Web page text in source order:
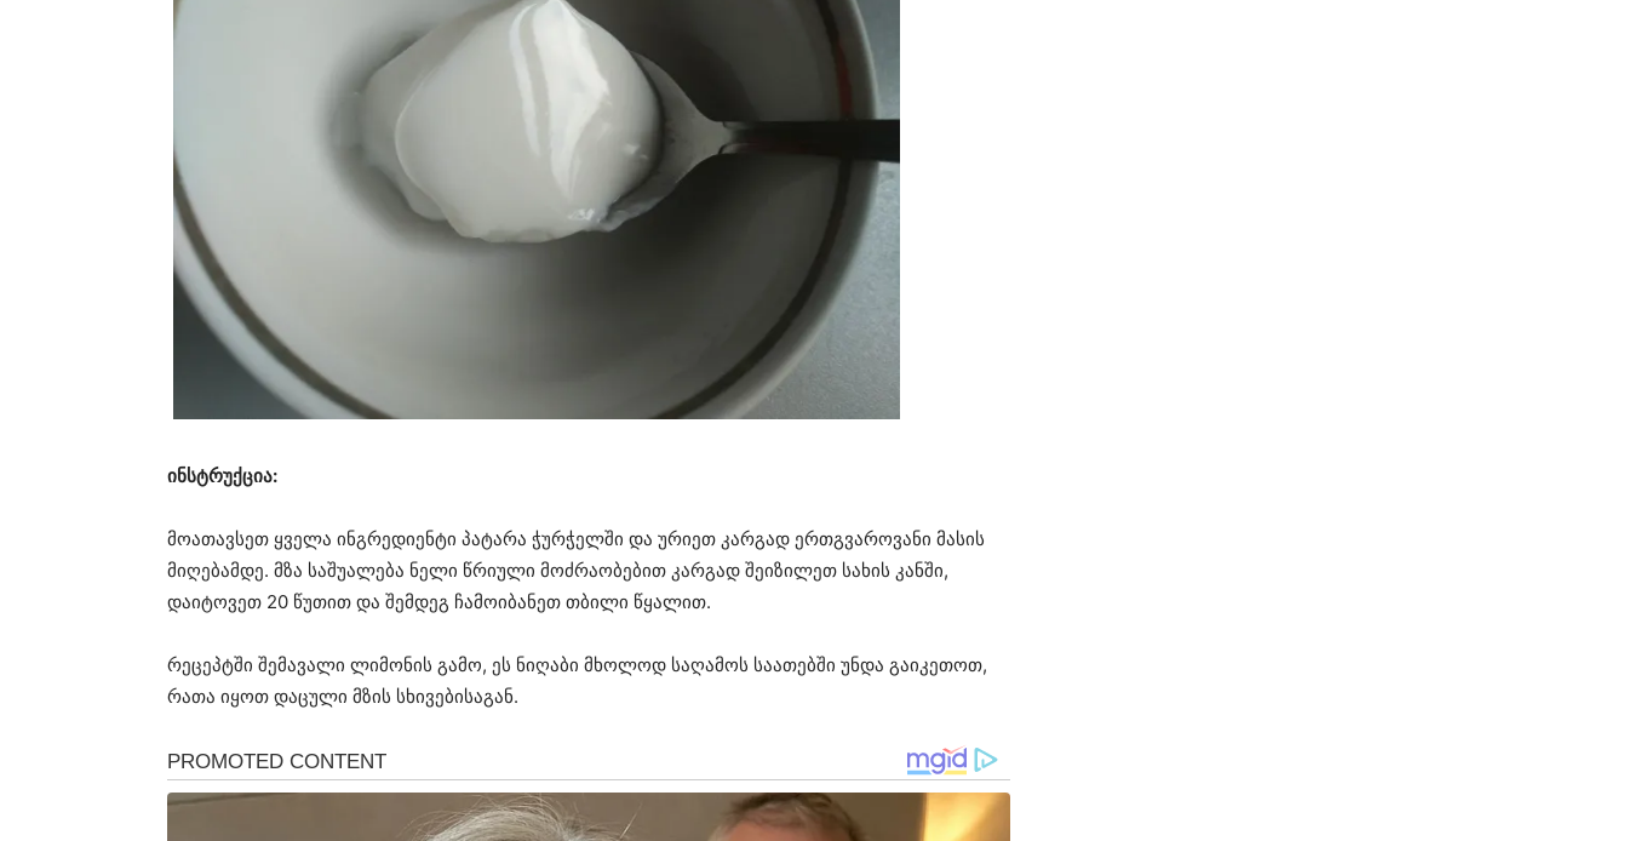
ინსტრუქცია:
მოათავსეთ ყველა ინგრედიენტი პატარა ჭურჭელში და ურიეთ კარგად ერთგვაროვანი მასის
მიღებამდე. მზა საშუალება ნელი წრიული მოძრაობებით კარგად შეიზილეთ სახის კანში,
დაიტოვეთ 20 წუთით და შემდეგ ჩამოიბანეთ თბილი წყალით.
რეცეპტში შემავალი ლიმონის გამო, ეს ნიღაბი მხოლოდ საღამოს საათებში უნდა გაიკეთოთ,
რათა იყოთ დაცული მზის სხივებისაგან.